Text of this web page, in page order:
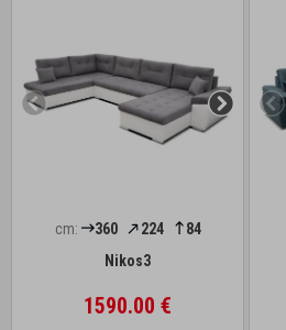
cm: 360 224
84
Nikos3
1590.00 €